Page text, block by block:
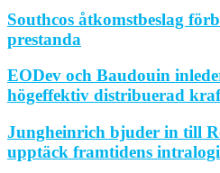
Southcos åtkomstbeslag
prestanda
EODev och Baudouin
högeffektiv distribuerad
Jungheinrich bjuder in till
upptäck framtidens